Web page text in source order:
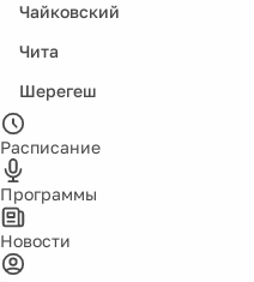
Чайковский
Чита
Шерегеш
Расписание
Программы
Новости